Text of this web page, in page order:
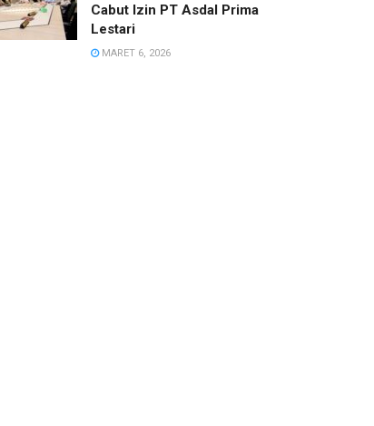
Cabut Izin PT Asdal Prima
Lestari
MARET 6, 2026